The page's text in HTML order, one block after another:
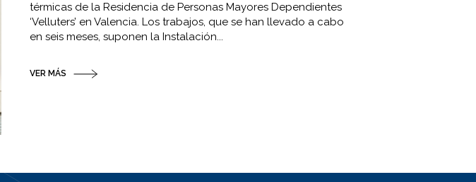
térmicas de la Residencia de Personas Mayores Dependientes
‘Velluters’ en Valencia. Los trabajos, que se han llevado a cabo
en seis meses, suponen la Instalación...
VER MÁS